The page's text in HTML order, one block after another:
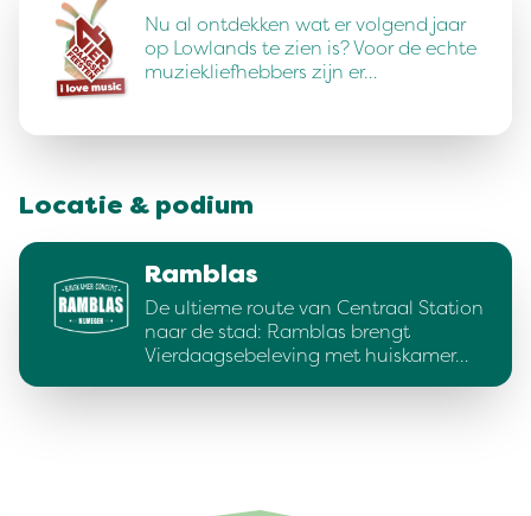
Nu al ontdekken wat er volgend jaar
op Lowlands te zien is? Voor de echte
muziekliefhebbers zijn er…
Locatie & podium
Ramblas
De ultieme route van Centraal Station
naar de stad: Ramblas brengt
Vierdaagsebeleving met huiskamer…